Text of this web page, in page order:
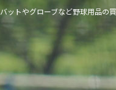
バットやグローブなど野球用品の